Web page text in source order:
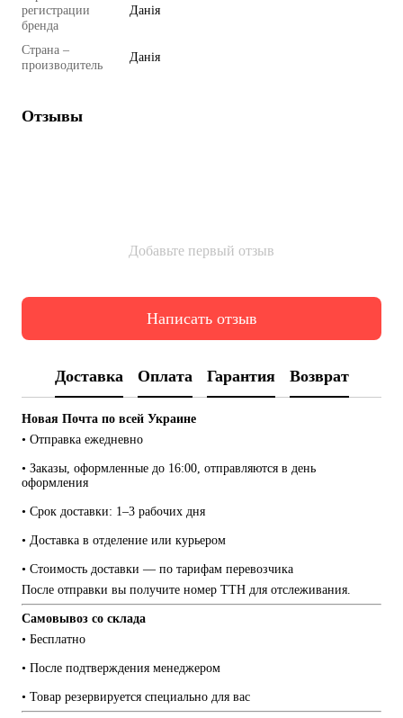
регистрации
бренда
Данія
Страна –
производитель
Данія
Отзывы
Добавьте первый отзыв
Написать отзыв
Доставка Оплата Гарантия Возврат
Новая Почта по всей Украине
• Отправка ежедневно
• Заказы, оформленные до 16:00, отправляются в день
оформления
• Срок доставки: 1–3 рабочих дня
• Доставка в отделение или курьером
• Стоимость доставки — по тарифам перевозчика
После отправки вы получите номер ТТН для отслеживания.
Самовывоз со склада
• Бесплатно
• После подтверждения менеджером
• Товар резервируется специально для вас